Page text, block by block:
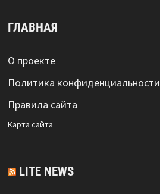
ГЛАВНАЯ
О проекте
Политика конфиденциальности
Правила сайта
Карта сайта
LITE NEWS